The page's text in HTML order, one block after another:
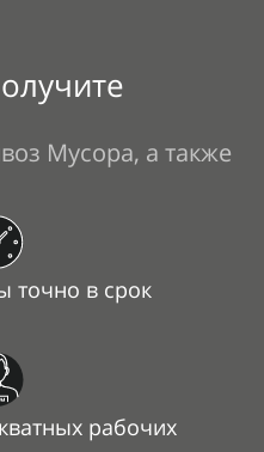
Мусора, а также
точно в срок
рабочих